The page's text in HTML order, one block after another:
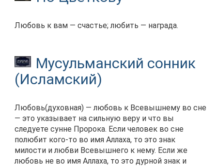
Любовь к вам — счастье; любить — награда.
Мусульманский сонник
(Исламский)
Любовь(духовная) — любовь к Всевышнему во сне
— это указывает на сильную веру и что вы
следуете сунне Пророка. Если человек во сне
полюбит кого-то во имя Аллаха, то это знак
милости и любви Всевышнего к нему. Если же
любовь не во имя Аллаха, то это дурной знак и